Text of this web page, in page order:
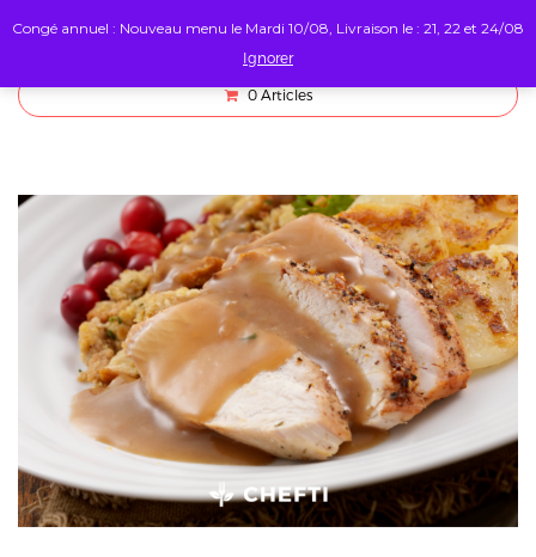
0 Articles
Congé annuel : Nouveau menu le Mardi 10/08, Livraison le : 21, 22 et 24/08
Ignorer